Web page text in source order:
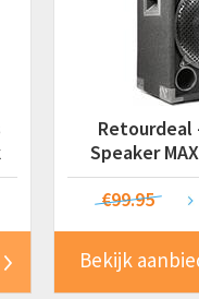
Retourdeal
Speaker
€99.95
Bekijk